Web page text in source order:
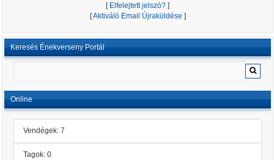
[ Elfelejtett jelszó? ]
[Aktiváló Email Újraküldése ]
Keresés Énekverseny Portál
Online
Vendégek: 7
Tagok: 0